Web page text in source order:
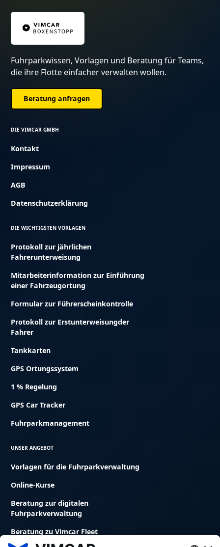
Fuhrparkwissen, Vorlagen und Beratung für Teams,
die ihre Flotte einfacher verwalten wollen.
Beratung anfragen
DIE VIMCAR GMBH
Kontakt
Impressum
AGB
Datenschutzerklärung
DIE WICHTIGSTEN VORLAGEN
Protokoll zur jährlichen
Fahrerunterweisung
Mitarbeiterinformation zur Einführung
einer Fahrzeugortung
Formular zur Führerscheinkontrolle
Protokoll zur Erstunterweisungder
Fahrer
Tankkarten
GPS Ortungssystem
1 % Regelung
GPS Car Tracker
Fuhrparkmanagement
UNSER ANGEBOT
Vorlagen für die Fuhrparkverwaltung
Online-Kurse
Beratung zur digitalen
Fuhrparkverwaltung
Beratung zu Vimcar Fleet